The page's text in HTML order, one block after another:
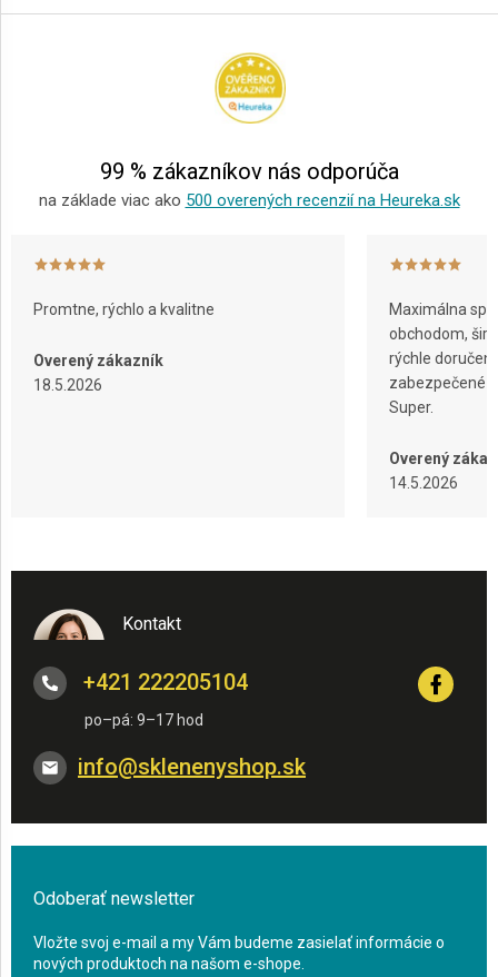
á
99 % zákazníkov nás odporúča
na základe viac ako 500 overených recenzií na Heureka.sk
Promtne, rýchlo a kvalitne
Overený zákazník
18.5.2026
Maximálna
obchodom,
rýchle
zabezpečené
Super.
Overený
14.5.2026
Kontakt
info@sklenenyshop.sk
+421 222205104
Odoberať newsletter
Vložte svoj e-mail a my Vám budeme zasielať informácie o
nových produktoch na našom e-shope.